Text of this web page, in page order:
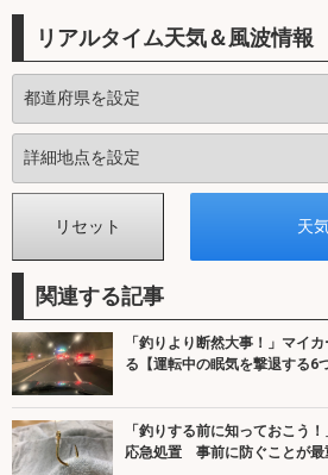
リアルタイム天気＆風波情報
関連する記事
「釣りより断然大事！」マイ
る【運転中の眠気を撃退する6
「釣りする前に知っておこう
応急処置 事前に防ぐことが最